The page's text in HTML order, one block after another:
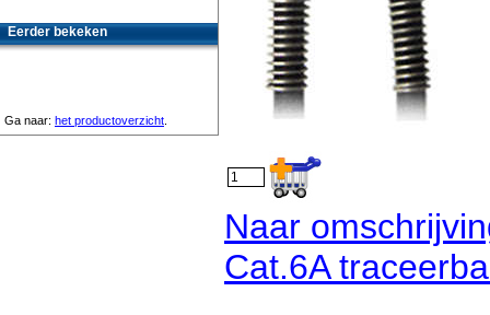
Naar
Cat.6A
Eerder bekeken
Ga naar: het productoverzicht